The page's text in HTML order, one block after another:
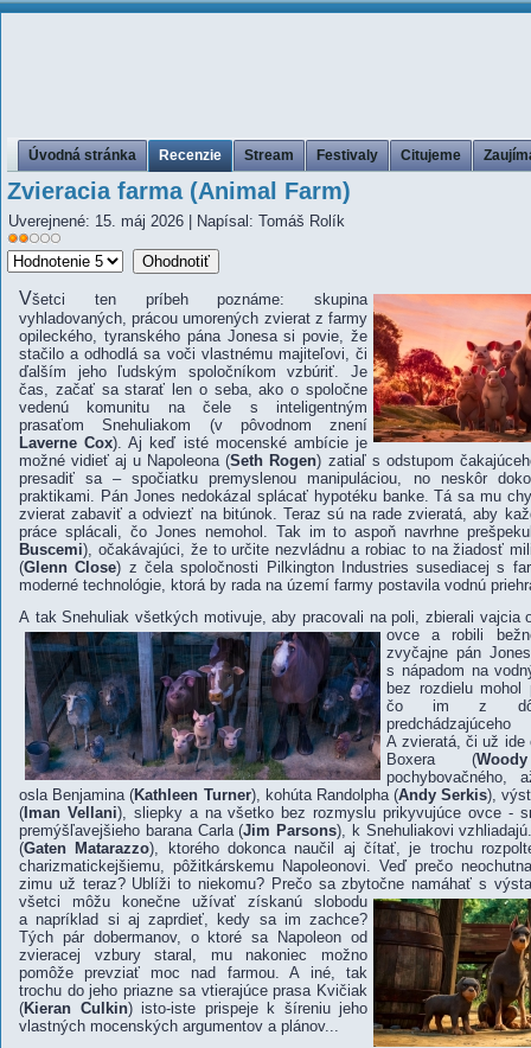
Úvodná stránka Recenzie Stream Festivaly Citujeme
Zvieracia farma (Animal Farm)
Uverejnené: 15. máj 2026
Napísal: Tomáš Rolík
Hodnotenie
používateľov:2 /5
Prosím,
ohodnoťte
Všetci ten príbeh poznáme: skupina
vyhladovaných, prácou umorených zvierat z farmy
opileckého, tyranského pána Jonesa si povie, že
stačilo a odhodlá sa voči vlastnému majiteľovi, či
ďalším jeho ľudským spoločníkom vzbúriť. Je
čas, začať sa starať len o seba, ako o spoločne
vedenú komunitu na čele s inteligentným
prasaťom Snehuliakom (v pôvodnom znení
Laverne Cox). Aj keď isté mocenské ambície je
možné vidieť aj u Napoleona (Seth Rogen) zatiaľ s odstupom
presadiť sa – spočiatku premyslenou manipuláciou, no neskôr
praktikami. Pán Jones nedokázal splácať hypotéku banke. Tá sa mu
zvierat zabaviť a odviezť na bitúnok. Teraz sú na rade zvieratá, aby
práce splácali, čo Jones nemohol. Tak im to aspoň navrhne
Buscemi), očakávajúci, že to určite nezvládnu a robiac to na žiadosť
(Glenn Close) z čela spoločnosti Pilkington Industries susediacej s
moderné technológie, ktorá by rada na území farmy postavila vodnú
A tak Snehuliak všetkých motivuje, aby pracovali na poli, zbierali vajcia
ovce a robili
zvyčajne pán
s nápadom na
bez rozdielu mohol
čo im z
A zvieratá, či už ide
Boxera (
pochybovačného,
osla Benjamina (Kathleen Turner), kohúta Randolpha (Andy Serkis),
( Iman Vellani), sliepky a na všetko bez rozmyslu prikyvujúce ovce -
premýšľavejšieho barana Carla (Jim Parsons), k Snehuliakovi
(Gaten Matarazzo), ktorého dokonca naučil aj čítať, je trochu
charizmatickejšiemu, pôžitkárskemu Napoleonovi. Veď prečo
zimu už teraz? Ublíži to niekomu? Prečo sa zbytočne namáhať s
všetci môžu konečne užívať získanú slobodu
a napríklad si aj zaprdieť, kedy sa im zachce?
Tých pár dobermanov, o ktoré sa Napoleon od
zvieracej vzbury staral, mu nakoniec možno
pomôže prevziať moc nad farmou. A iné, tak
trochu do jeho priazne sa vtierajúce prasa Kvičiak
(Kieran Culkin) isto-iste prispeje k šíreniu jeho
vlastných mocenských argumentov a plánov...